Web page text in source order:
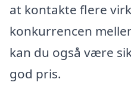
at kontakte flere
konkurrencen
kan du også være
god pris.